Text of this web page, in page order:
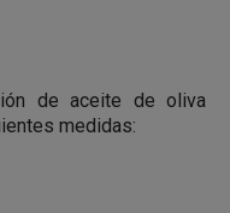
de aceite de oliva
medidas: